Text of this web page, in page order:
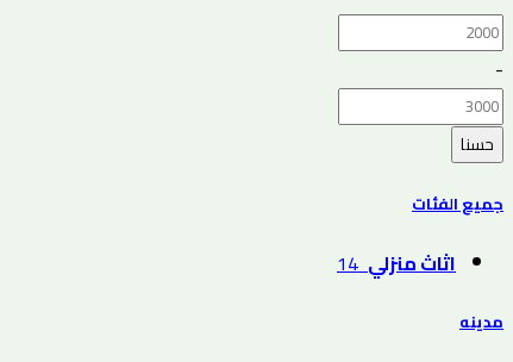
-
حسنا
جميع الفئات
اثاث منزلي14
مدينه